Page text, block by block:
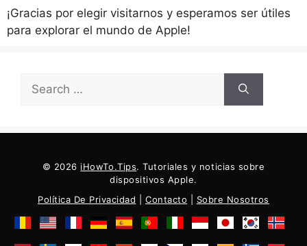
¡Gracias por elegir visitarnos y esperamos ser útiles
para explorar el mundo de Apple!
© 2026 iHowTo.Tips. Tutoriales y noticias sobre
dispositivos Apple.
Política De Privacidad
Contacto Sobre Nosotros